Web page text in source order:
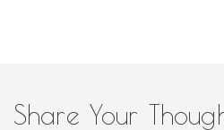
Share Your